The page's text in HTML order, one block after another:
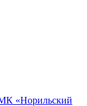
«Норильский